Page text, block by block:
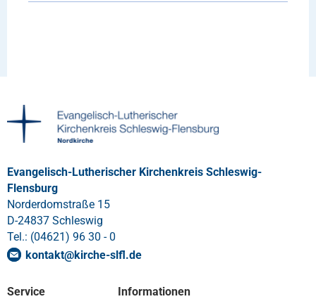
Evangelisch-Lutherischer Kirchenkreis Schleswig-
Flensburg
Norderdomstraße 15
D-24837 Schleswig
Tel.: (04621) 96 30 - 0
kontakt@kirche-slfl.de
Service
Informationen